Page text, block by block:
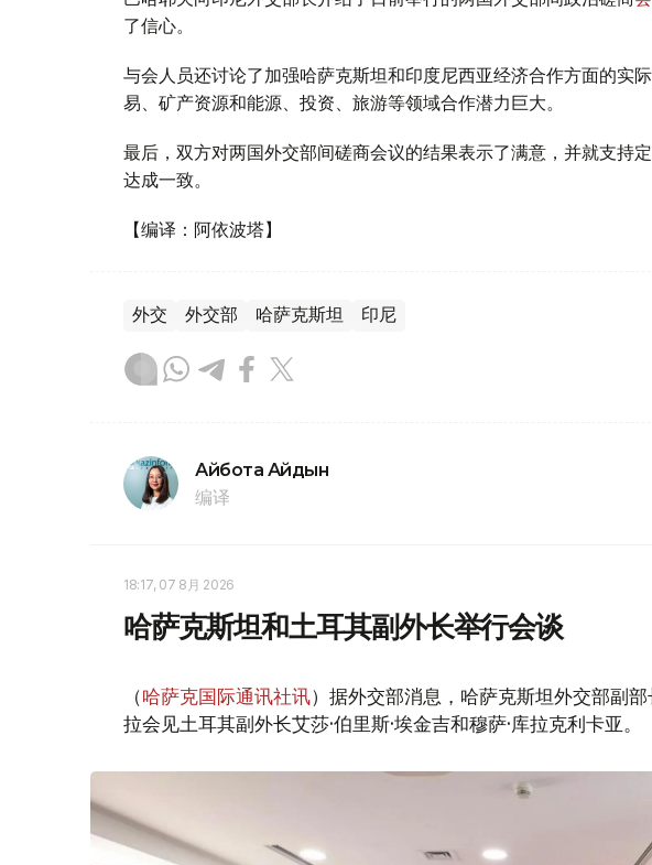
了信心。
与会人员还讨论了加强哈萨克斯坦和印度尼西亚经济合作方面的实
易、矿产资源和能源、投资、旅游等领域合作潜力巨大。
最后，双方对两国外交部间磋商会议的结果表示了满意，并就支持
达成一致。
【编译：阿依波塔】
外交 外交部 哈萨克斯坦 印尼
Айбота Айдын
编译
18:17, 07 8月 2026
哈萨克斯坦和土耳其副外长举行会谈
（哈萨克国际通讯社讯）据外交部消息，哈萨克斯坦外交部副
拉会见土耳其副外长艾莎·伯里斯·埃金吉和穆萨·库拉克利卡亚。